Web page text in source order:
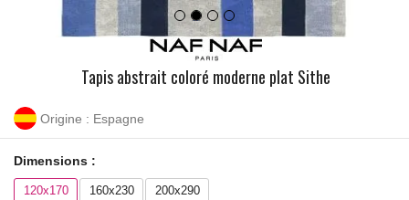
Tapis abstrait coloré moderne plat Sithe
Origine : Espagne
Dimensions :
120x170 160x230 200x290